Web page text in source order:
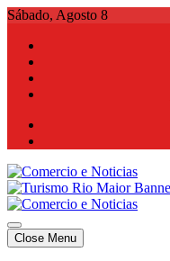
Skip
content
Sábado, Agosto 8
Comercio e Noticias
Notícias e Publicidade Online
Comercio e Noticias
Notícias e Publicidade Online
Close Menu